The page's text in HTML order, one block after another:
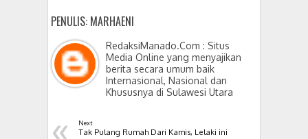
PENULIS: MARHAENI
RedaksiManado.Com : Situs
Media Online yang menyajikan
berita secara umum baik
Internasional, Nasional dan
Khususnya di Sulawesi Utara
« Next
Tak Pulang Rumah Dari Kamis, Lelaki ini